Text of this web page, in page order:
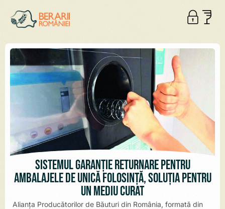
Sistemul Garanție Returnare pentru
ambalajele de unică folosință, soluția pentru
un mediu curat
Alianța Producătorilor de Băuturi din România, formată din